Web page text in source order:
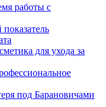
работы с
для ухода за
под Барановичами